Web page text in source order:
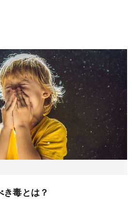
毒とは？